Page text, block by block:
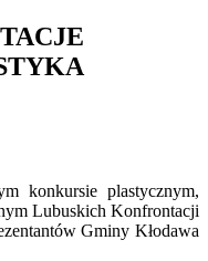
konkursie plastycznym,
Lubuskich Konfrontacji
Gminy Kłodawa